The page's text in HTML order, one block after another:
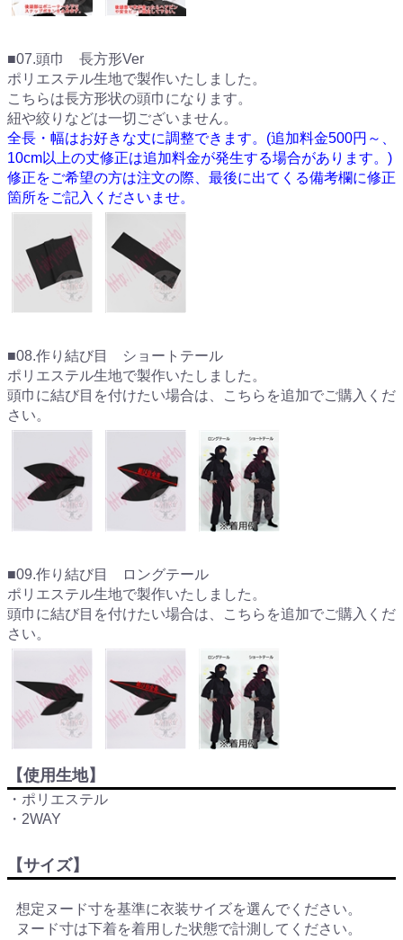
■07.頭巾 長方形Ver
ポリエステル生地で製作いたしました。
こちらは長方形状の頭巾になります。
紐や絞りなどは一切ございません。
全長・幅はお好きな丈に調整できます。(追加料金500円～、
10cm以上の丈修正は追加料金が発生する場合があります。)
修正をご希望の方は注文の際、最後に出てくる備考欄に修正
箇所をご記入くださいませ。
■08.作り結び目 ショートテール
ポリエステル生地で製作いたしました。
頭巾に結び目を付けたい場合は、こちらを追加でご購入くだ
さい。
■09.作り結び目 ロングテール
ポリエステル生地で製作いたしました。
頭巾に結び目を付けたい場合は、こちらを追加でご購入くだ
さい。
【使用生地】
・ポリエステル
・2WAY
【サイズ】
想定ヌード寸を基準に衣装サイズを選んでください。
ヌード寸は下着を着用した状態で計測してください。